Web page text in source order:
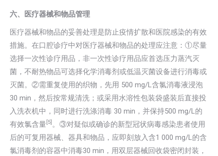
六、医疗器械和物品管理
医疗器械和物品的妥善处理是防止疫情扩散和医院感染的有效
措施。在口腔诊疗中对医疗器械和物品的处理应注意：①尽量
选择一次性诊疗用品，非一次性诊疗用品应首选压力蒸汽灭
菌，不耐热物品可选择化学消毒剂或低温灭菌设备进行消毒或
灭菌。②需重复使用的织物，先用 500 mg/L含氯消毒液浸泡
30 min，然后按常规清洗；或采用水溶性包装袋盛装后直接投
入洗衣机中，同时进行洗涤消毒 30 min，并保持500 mg/L的
有效氯含量 [5] 。③对疑似或确诊的新型冠状病毒感染患者使用
后的可复用器械、器具和物品，应即刻放入含1 000 mg/L的含
氯消毒剂的容器中消毒30 min，用双层器械回收袋密闭封装，